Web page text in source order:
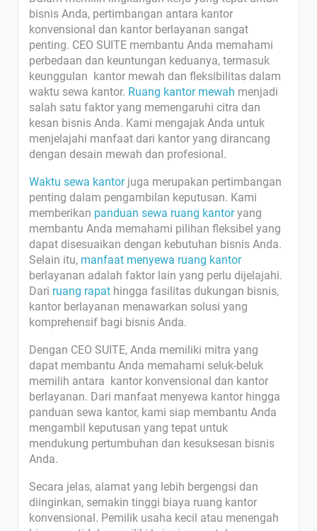
bisnis Anda, pertimbangan antara kantor
konvensional dan kantor berlayanan sangat
penting. CEO SUITE membantu Anda memahami
perbedaan dan keuntungan keduanya, termasuk
keunggulan kantor mewah dan fleksibilitas dalam
waktu sewa kantor. Ruang kantor mewah menjadi
salah satu faktor yang memengaruhi citra dan
kesan bisnis Anda. Kami mengajak Anda untuk
menjelajahi manfaat dari kantor yang dirancang
dengan desain mewah dan profesional.
Waktu sewa kantorjuga merupakan pertimbangan
penting dalam pengambilan keputusan. Kami
memberikan panduan sewa ruang kantoryang
membantu Anda memahami pilihan fleksibel yang
dapat disesuaikan dengan kebutuhan bisnis Anda.
Selain itu, manfaat menyewa ruang kantor
berlayanan adalah faktor lain yang perlu dijelajahi.
Dari ruang rapat hingga fasilitas dukungan bisnis,
kantor berlayanan menawarkan solusi yang
komprehensif bagi bisnis Anda.
Dengan CEO SUITE, Anda memiliki mitra yang
dapat membantu Anda memahami seluk-beluk
memilih antara kantor konvensional dan kantor
berlayanan. Dari manfaat menyewa kantor hingga
panduan sewa kantor, kami siap membantu Anda
mengambil keputusan yang tepat untuk
mendukung pertumbuhan dan kesuksesan bisnis
Anda.
Secara jelas, alamat yang lebih bergengsi dan
diinginkan, semakin tinggi biaya ruang kantor
konvensional. Pemilik usaha kecil atau menengah